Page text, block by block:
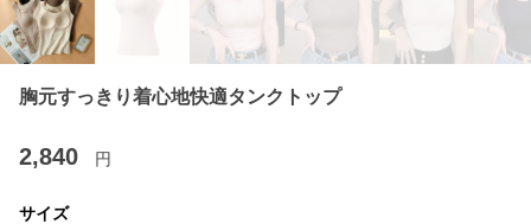
胸元すっきり着心地快適タンクトップ
2,840 円
サイズ